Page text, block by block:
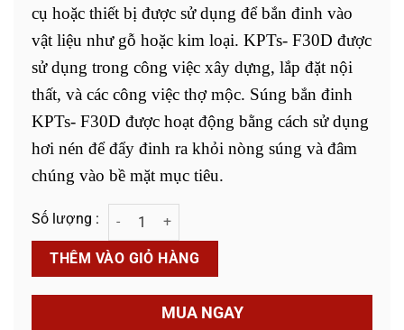
cụ hoặc thiết bị được sử dụng để bắn đinh vào
vật liệu như gỗ hoặc kim loại. KPTs- F30D được
sử dụng trong công việc xây dựng, lắp đặt nội
thất, và các công việc thợ mộc. Súng bắn đinh
KPTs- F30D được hoạt động bằng cách sử dụng
hơi nén để đẩy đinh ra khỏi nòng súng và đâm
chúng vào bề mặt mục tiêu.
Súng Bắn Đinh KPTs-F30D số lượng
THÊM VÀO GIỎ HÀNG
MUA NGAY